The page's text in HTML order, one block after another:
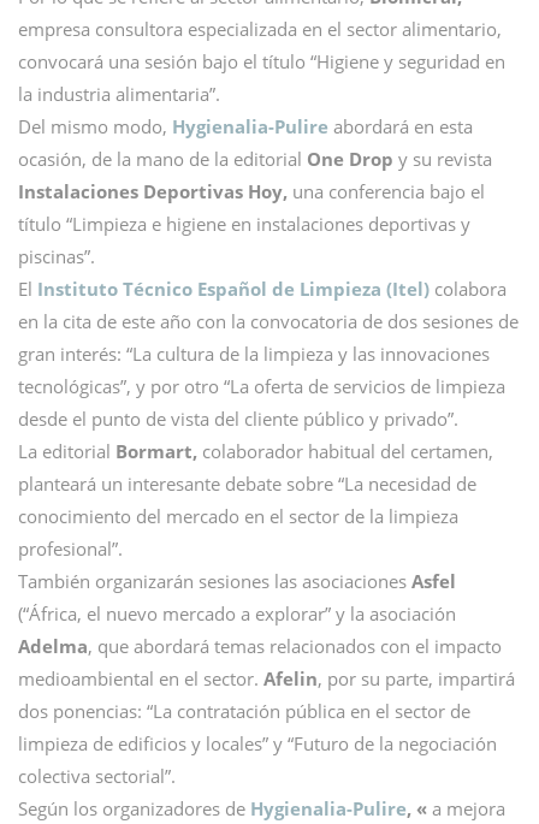
empresa consultora especializada en el sector alimentario,
convocará una sesión bajo el título “Higiene y seguridad en
la industria alimentaria”.
Del mismo modo, Hygienalia-Pulire abordará en esta
ocasión, de la mano de la editorial One Drop y su revista
Instalaciones Deportivas Hoy, una conferencia bajo el
título “Limpieza e higiene en instalaciones deportivas y
piscinas”.
El Instituto Técnico Español de Limpieza (Itel) colabora
en la cita de este año con la convocatoria de dos sesiones de
gran interés: “La cultura de la limpieza y las innovaciones
tecnológicas”, y por otro “La oferta de servicios de limpieza
desde el punto de vista del cliente público y privado”.
La editorial Bormart, colaborador habitual del certamen,
planteará un interesante debate sobre “La necesidad de
conocimiento del mercado en el sector de la limpieza
profesional”.
También organizarán sesiones las asociaciones Asfel
(“África, el nuevo mercado a explorar” y la asociación
Adelma, que abordará temas relacionados con el impacto
medioambiental en el sector. Afelin, por su parte, impartirá
dos ponencias: “La contratación pública en el sector de
limpieza de edificios y locales” y “Futuro de la negociación
colectiva sectorial”.
Según los organizadores de Hygienalia-Pulire, « a mejora